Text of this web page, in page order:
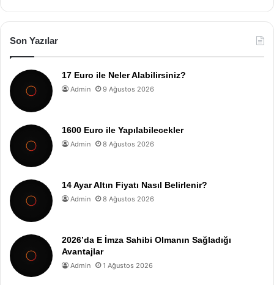
Son Yazılar
17 Euro ile Neler Alabilirsiniz?
Admin 9 Ağustos 2026
1600 Euro ile Yapılabilecekler
Admin 8 Ağustos 2026
14 Ayar Altın Fiyatı Nasıl Belirlenir?
Admin 8 Ağustos 2026
2026’da E İmza Sahibi Olmanın Sağladığı
Avantajlar
Admin 1 Ağustos 2026